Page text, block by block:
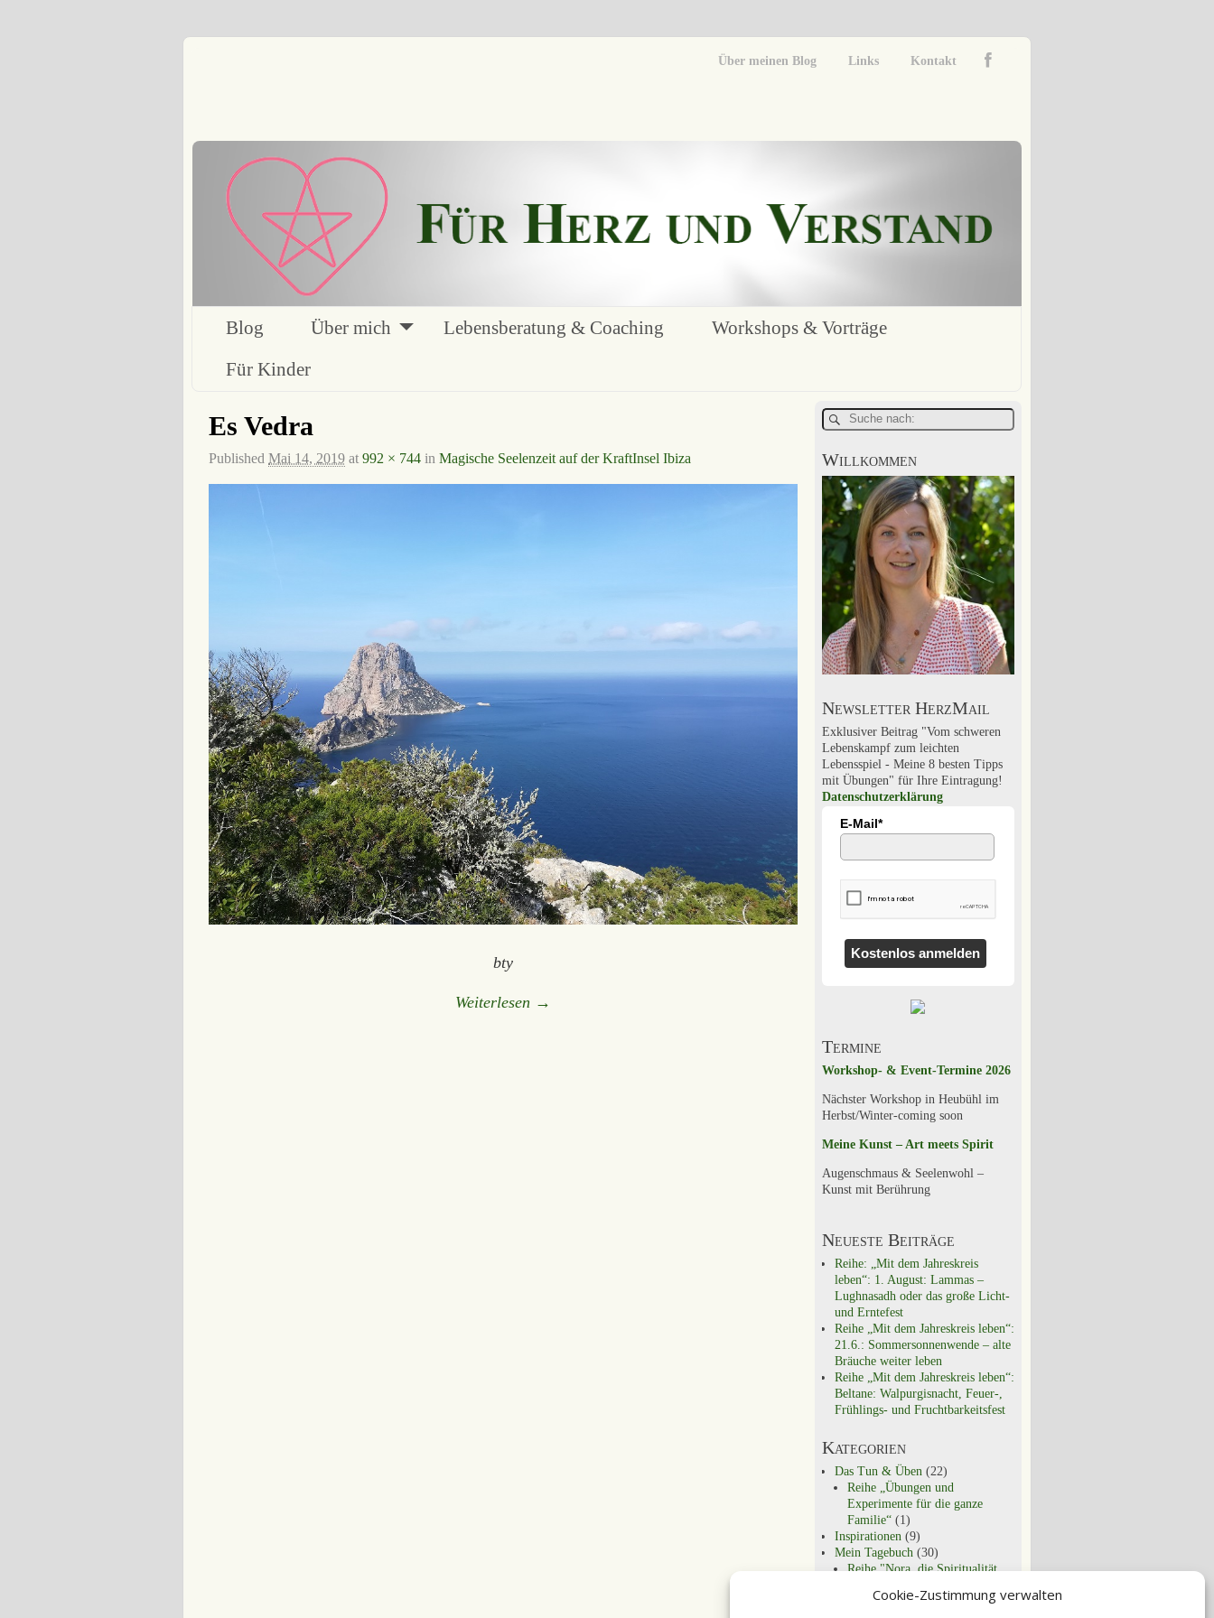
Cookie-Zustimmung verwalten
Über meinen Blog Links Kontakt
Blog Über mich Lebensberatung & Coaching
Workshops & Vorträge
Für Kinder
Es Vedra
PublishedMai 14, 2019 at992 × 744 inMagische Seelenzeit auf der KraftInsel Ibiza
bty
Weiterlesen →
Willkommen
Newsletter HerzMail
Exklusiver Beitrag "Vom schweren
Lebenskampf zum leichten
Lebensspiel - Meine 8 besten Tipps
mit Übungen" für Ihre Eintragung!
Datenschutzerklärung
E-Mail*
Kostenlos anmelden
Termine
Workshop- & Event-Termine 2026
Nächster Workshop in Heubühl im
Herbst/Winter-coming soon
Meine Kunst – Art meets Spirit
Augenschmaus & Seelenwohl –
Kunst mit Berührung
Neueste Beiträge
Reihe: „Mit dem Jahreskreis
leben“: 1. August: Lammas –
Lughnasadh oder das große Licht-
und Erntefest
Reihe „Mit dem Jahreskreis leben“:
21.6.: Sommersonnenwende – alte
Bräuche weiter leben
Reihe „Mit dem Jahreskreis leben“:
Beltane: Walpurgisnacht, Feuer-,
Frühlings- und Fruchtbarkeitsfest
Kategorien
Das Tun & Üben(22)
Reihe „Übungen und
Experimente für die ganze
Familie“(1)
Inspirationen(9)
Mein Tagebuch(30)
Reihe "Nora, die Spiritualität
Schon entdeckt?(29)